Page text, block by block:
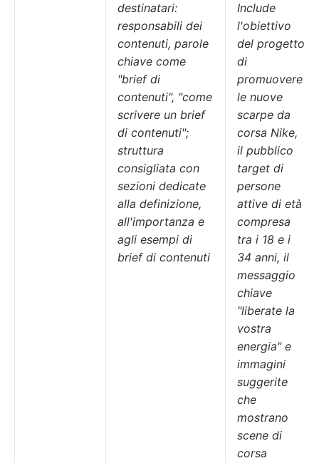
destinatari:
responsabili dei
contenuti, parole
chiave come
"brief di
contenuti", "come
scrivere un brief
di contenuti";
struttura
consigliata con
sezioni dedicate
alla definizione,
all'importanza e
agli esempi di
brief di contenuti
Include
l'obiettivo
del progetto
di
promuovere
le nuove
scarpe da
corsa Nike,
il pubblico
target di
persone
attive di età
compresa
tra i 18 e i
34 anni, il
messaggio
chiave
"liberate la
vostra
energia" e
immagini
suggerite
che
mostrano
scene di
corsa